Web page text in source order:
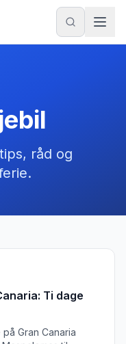
råd og
Ti dage
Gran Canaria